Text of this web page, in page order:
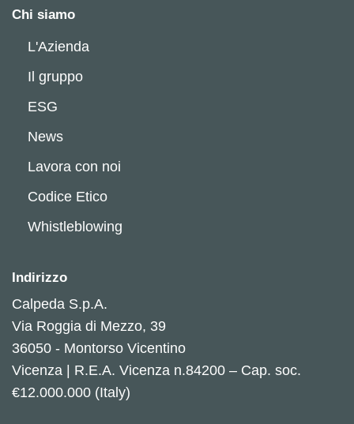
Chi siamo
L'Azienda
Il gruppo
ESG
News
Lavora con noi
Codice Etico
Whistleblowing
Indirizzo
Calpeda S.p.A.
Via Roggia di Mezzo, 39
36050 - Montorso Vicentino
Vicenza | R.E.A. Vicenza n.84200 – Cap. soc.
€12.000.000 (Italy)